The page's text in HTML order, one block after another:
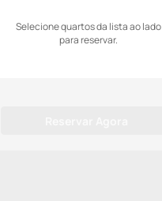
Selecione quartos da lista ao lado
para reservar.